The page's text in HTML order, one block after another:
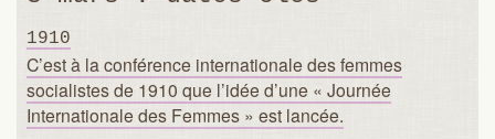
1910
C’est à la conférence internationale des femmes
socialistes de 1910 que l’idée d’une « Journée
Internationale des Femmes » est lancée.